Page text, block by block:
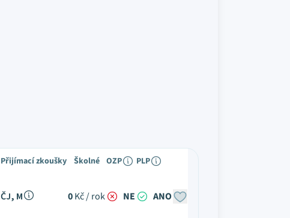
Přijímací zkoušky Školné OZP PLP
ČJ, M 0Kč / rok NE ANO